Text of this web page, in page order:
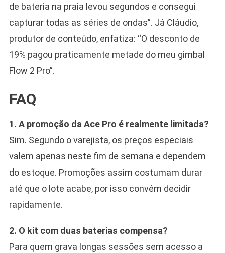
de bateria na praia levou segundos e consegui
capturar todas as séries de ondas”. Já Cláudio,
produtor de conteúdo, enfatiza: “O desconto de
19% pagou praticamente metade do meu gimbal
Flow 2 Pro”.
FAQ
1. A promoção da Ace Pro é realmente limitada?
Sim. Segundo o varejista, os preços especiais
valem apenas neste fim de semana e dependem
do estoque. Promoções assim costumam durar
até que o lote acabe, por isso convém decidir
rapidamente.
2. O kit com duas baterias compensa?
Para quem grava longas sessões sem acesso a